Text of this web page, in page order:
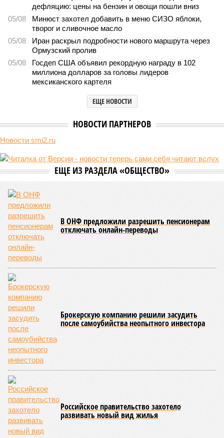
дефляцию: цены на бензин и овощи пошли вниз
05/08
Минюст захотел добавить в меню СИЗО яблоки,
творог и сливочное масло
05/08
Иран раскрыл подробности нового маршрута через
Ормузский пролив
05/08
Госдеп США объявил рекордную награду в 102
миллиона долларов за головы лидеров
мексиканского картеля
ЕЩЕ НОВОСТИ
НОВОСТИ ПАРТНЕРОВ
Новости smi2.ru
ЕЩЕ ИЗ РАЗДЕЛА «ОБЩЕСТВО»
В ОНФ предложили разрешить пенсионерам
отключать онлайн-переводы
Брокерскую компанию решили засудить
после самоубийства неопытного инвестора
Российское правительство захотело
развивать новый вид жилья